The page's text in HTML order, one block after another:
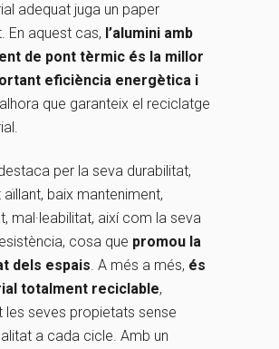
adequat juga un paper
En aquest cas, l’alumini amb
de pont tèrmic és la millor
eficiència energètica i
que garanteix el reciclatge
destaca per la seva durabilitat,
baix manteniment,
mal·leabilitat, així com la seva
cosa que promou la
dels espais. A més a més, és
totalment reciclable,
les seves propietats sense
a cada cicle. Amb un